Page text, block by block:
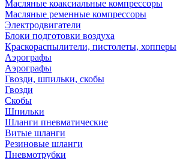
Масляные коаксиальные компрессоры
Масляные ременные компрессоры
Электродвигатели
Блоки подготовки воздуха
Краскораспылители, пистолеты, хопперы
Аэрографы
Аэрографы
Гвозди, шпильки, скобы
Гвозди
Скобы
Шпильки
Шланги пневматические
Витые шланги
Резиновые шланги
Пневмотрубки